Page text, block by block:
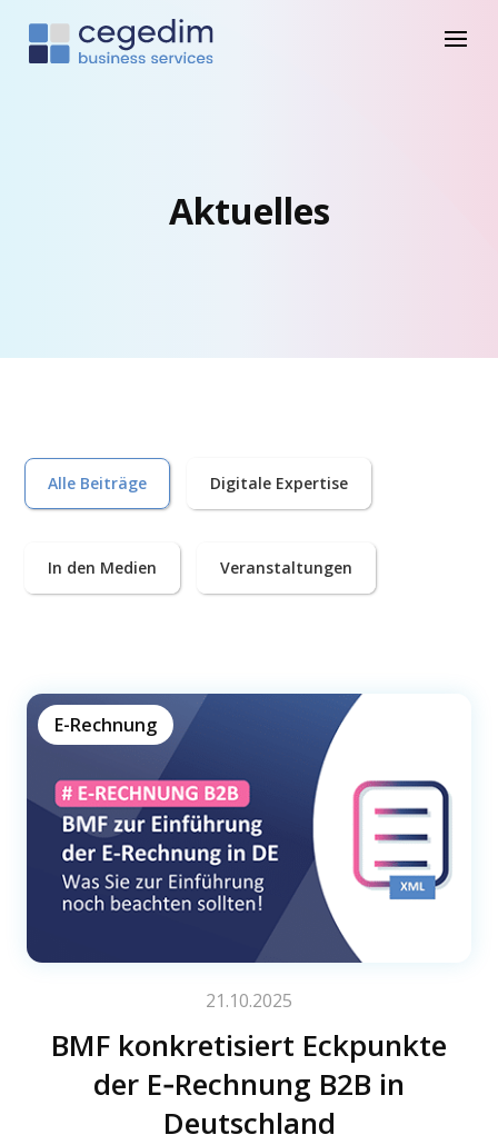
Aktuelles
Alle Beiträge Digitale Expertise
In den Medien Veranstaltungen
21.10.2025
BMF konkre­ti­siert Eckpunkte
der E‑Rechnung B2B in
Deutschland
E-Rechnung